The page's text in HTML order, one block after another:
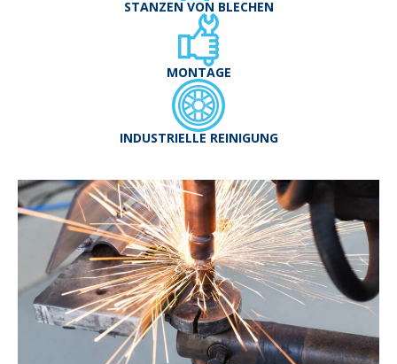
STANZEN VON BLECHEN
MONTAGE
INDUSTRIELLE REINIGUNG